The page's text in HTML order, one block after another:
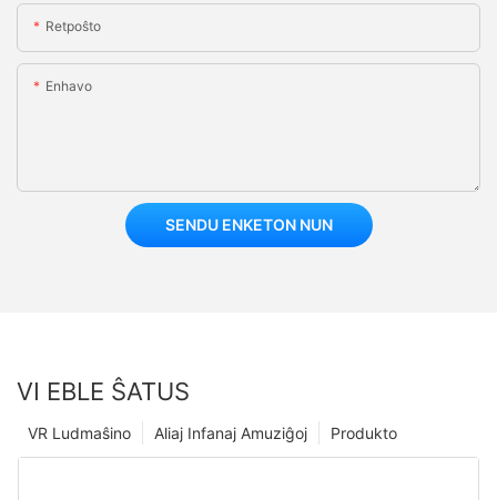
Retpoŝto
Enhavo
SENDU ENKETON NUN
VI EBLE ŜATUS
Produkto
Aliaj Infanaj Amuziĝoj
VR Ludmaŝino